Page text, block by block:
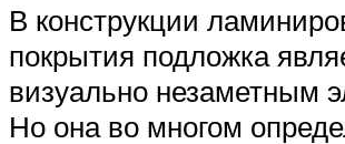
В конструкции
покрытия подложка
визуально незаметным
Но она во многом